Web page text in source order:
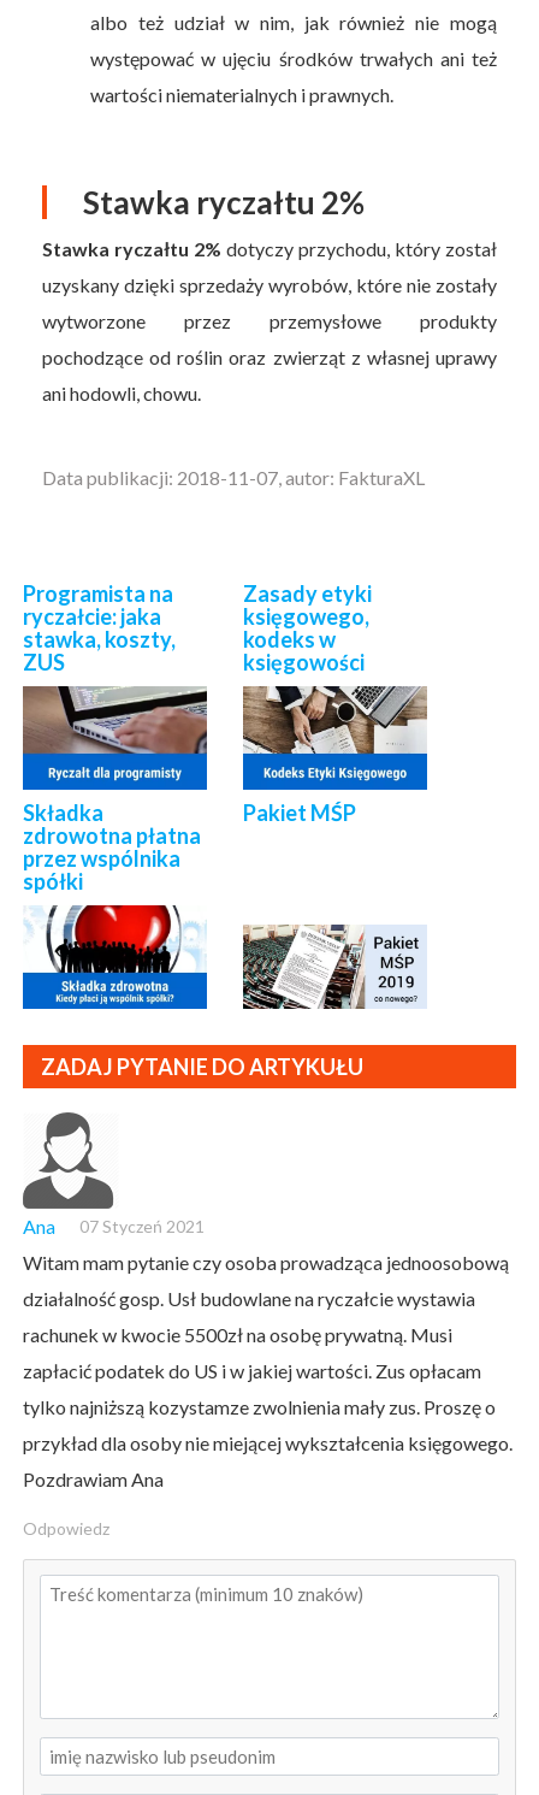
albo też udział w nim, jak również nie mogą
występować w ujęciu środków trwałych ani też
wartości niematerialnych i prawnych.
Stawka ryczałtu 2%
Stawka ryczałtu 2% dotyczy przychodu, który został
uzyskany dzięki sprzedaży wyrobów, które nie zostały
wytworzone przez przemysłowe produkty
pochodzące od roślin oraz zwierząt z własnej uprawy
ani hodowli, chowu.
Data publikacji: 2018-11-07, autor: FakturaXL
Programista na
ryczałcie: jaka
stawka, koszty,
ZUS
Zasady etyki
księgowego,
kodeks w
księgowości
Składka
zdrowotna płatna
przez wspólnika
spółki
Pakiet MŚP
ZADAJ PYTANIE DO ARTYKUŁU
Ana 07 Styczeń 2021
Witam mam pytanie czy osoba prowadząca jednoosobową
działalność gosp. Usł budowlane na ryczałcie wystawia
rachunek w kwocie 5500zł na osobę prywatną. Musi
zapłacić podatek do US i w jakiej wartości. Zus opłacam
tylko najniższą kozystamze zwolnienia mały zus. Proszę o
przykład dla osoby nie miejącej wykształcenia księgowego.
Pozdrawiam Ana
Odpowiedz